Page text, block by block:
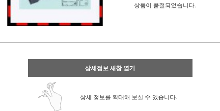
상품이 품절되었습니다.
상세정보 새창 열기
상세 정보를 확대해 보실 수 있습니다.